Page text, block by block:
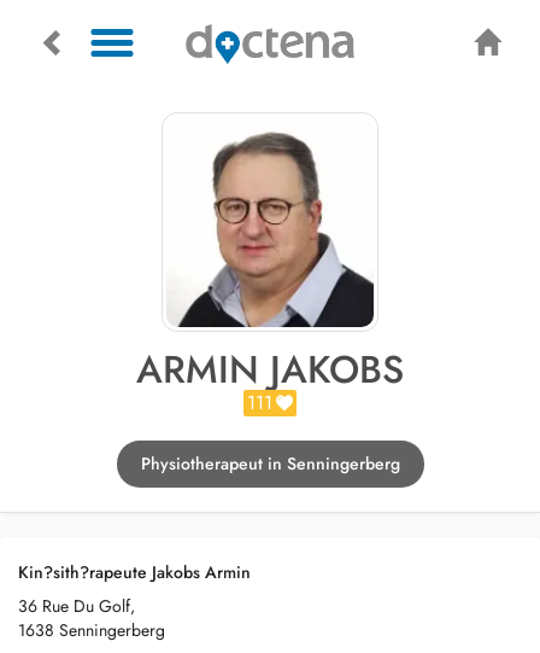
ARMIN JAKOBS
111
Physiotherapeut in Senningerberg
Kin?sith?rapeute Jakobs Armin
36 Rue Du Golf,
1638 Senningerberg